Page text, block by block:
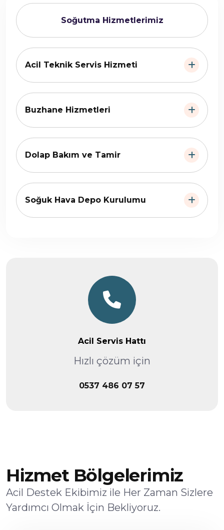
Soğutma Hizmetlerimiz
Acil Teknik Servis Hizmeti
Buzhane Hizmetleri
Dolap Bakım ve Tamir
Soğuk Hava Depo Kurulumu
Acil Servis Hattı
Hızlı çözüm için
0537 486 07 57
Hizmet Bölgelerimiz
Acil Destek Ekibimiz ile Her Zaman Sizlere
Yardımcı Olmak İçin Bekliyoruz.